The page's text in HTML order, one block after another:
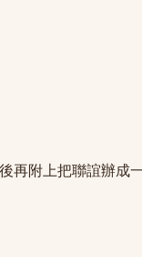
附上把聯誼辦成